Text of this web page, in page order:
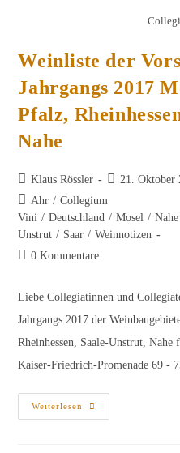
Weinliste der
Jahrgangs 2017
Pfalz,
Nahe
Beitrags-
Autor:
Klaus Rössler
Beitrag
21. Oktober
Beitrags-
Kategorie:
Ahr / Collegium
Vini / Deutschland / Mosel / Nahe
Unstrut / Saar / Weinnotizen
Beitrags-
0 Kommentare
Liebe Collegiatinnen und
Jahrgangs 2017 der
Rheinhessen, Saale-Unstrut,
Kaiser-Friedrich-Promenade 69 -
Weiterlesen
Weinliste
Der